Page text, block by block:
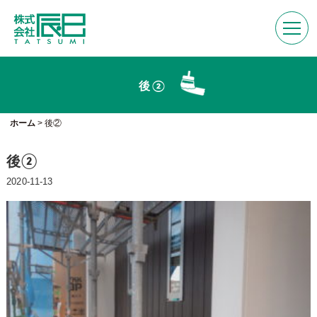
後②
ホーム> 後②
後②
2020-11-13